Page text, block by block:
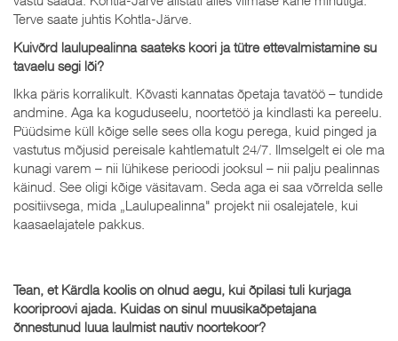
Terve saate juhtis Kohtla-Järve.
Kuivõrd laulupealinna saateks koori ja tütre ettevalmistamine su
tavaelu segi lõi?
Ikka päris korralikult. Kõvasti kannatas õpetaja tavatöö – tundide
andmine. Aga ka koguduseelu, noortetöö ja kindlasti ka pereelu.
Püüdsime küll kõige selle sees olla kogu perega, kuid pinged ja
vastutus mõjusid pereisale kahtlematult 24/7. Ilmselgelt ei ole ma
kunagi varem – nii lühikese perioodi jooksul – nii palju pealinnas
käinud. See oligi kõige väsitavam. Seda aga ei saa võrrelda selle
positiivsega, mida „Laulupealinna" projekt nii osalejatele, kui
kaasaelajatele pakkus.
Tean, et Kärdla koolis on olnud aegu, kui õpilasi tuli kurjaga
kooriproovi ajada. Kuidas on sinul muusikaõpetajana
õnnestunud luua laulmist nautiv noortekoor?